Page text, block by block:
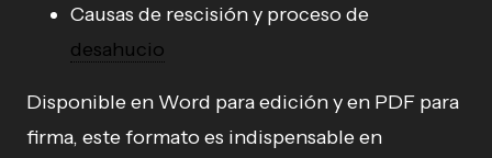
Causas de rescisión y proceso de
desahucio
Disponible en Word para edición y en PDF para
firma, este formato es indispensable en